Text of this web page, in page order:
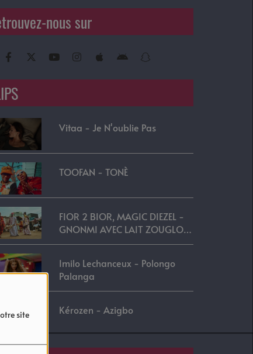
site
nous sur
Vitaa - Je N'oublie Pas
TOOFAN - TONÈ
FIOR 2 BIOR, MAGIC DIEZEL -
GNONMI AVEC LAIT ZOUGLOU
REMIX
Imilo Lechanceux - Polongo
Palanga
Kérozen - Azigbo